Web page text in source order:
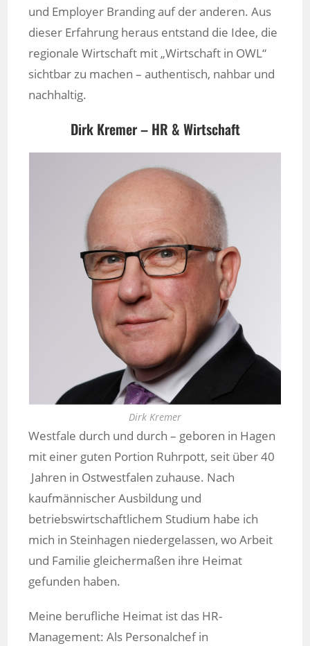
und Employer Branding auf der anderen. Aus
dieser Erfahrung heraus entstand die Idee, die
regionale Wirtschaft mit „Wirtschaft in OWL“
sichtbar zu machen – authentisch, nahbar und
nachhaltig.
Dirk Kremer – HR & Wirtschaft
Dirk Kremer
Westfale durch und durch – geboren in Hagen
mit einer guten Portion Ruhrpott, seit über 40
Jahren in Ostwestfalen zuhause. Nach
kaufmännischer Ausbildung und
betriebswirtschaftlichem Studium habe ich
mich in Steinhagen niedergelassen, wo Arbeit
und Familie gleichermaßen ihre Heimat
gefunden haben.
Meine berufliche Heimat ist das HR-
Management: Als Personalchef in